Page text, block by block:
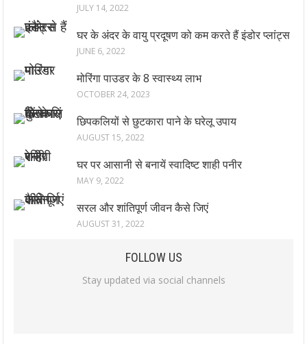
JULY 14, 2022
घर के अंदर के वायु प्रदूषण को कम करते हैं इंडोर प्लांट्स
JUNE 6, 2022
मोरिंगा पाउडर के 8 स्वास्थ्य लाभ
OCTOBER 24, 2023
छिपकलियों से छुटकारा पाने के घरेलू उपाय
AUGUST 15, 2022
घर पर आसानी से बनायें स्वादिष्ट शाही पनीर
MAY 9, 2022
सरल और शांतिपूर्ण जीवन कैसे जिएं
AUGUST 31, 2022
FOLLOW US
Stay updated via social channels